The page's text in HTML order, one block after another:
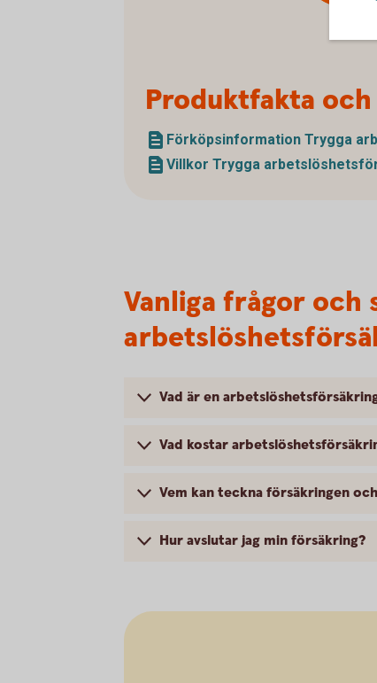
Produktfakta
Förköpsinformation Trygga
Villkor Trygga
Vanliga frågor och
Vad är en
Vad kostar
Vem kan teckna försäkringen
Hur avslutar jag min försäkring?